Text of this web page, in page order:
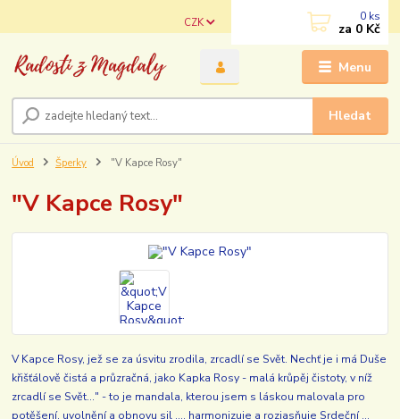
Menu
CZK
Hledat
0 ks
za 0 Kč
Úvod Šperky "V Kapce Rosy"
"V Kapce Rosy"
V Kapce Rosy, jež se za úsvitu zrodila, zrcadlí se Svět. Nechť je i má Duše
křišťálově čistá a průzračná, jako Kapka Rosy - malá krůpěj čistoty, v níž
zrcadlí se Svět..." - to je mandala, kterou jsem s láskou malovala pro
potěšení, uvolnění a obnovu sil .... harmonizuje a rozjasňuje Srdeční ...